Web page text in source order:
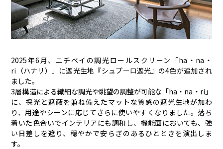
2025年6月、ニチベイの調光ロールスクリーン「ha・na・
ri（ハナリ）」に遮光生地『シュプーロ遮光』の4色が追加され
ました。
3層構造による繊細な調光や眺望の調整が可能な「ha・na・ri」
に、採光と遮蔽を兼ね備えたマットな質感の遮光生地が加わ
り、用途やシーンに応じてさらに使いやすくなりました。落ち
着いた色合いでインテリアにも調和し、機能面においても、強
い日差しを遮り、穏やかで安らぎのあるひとときを演出しま
す。